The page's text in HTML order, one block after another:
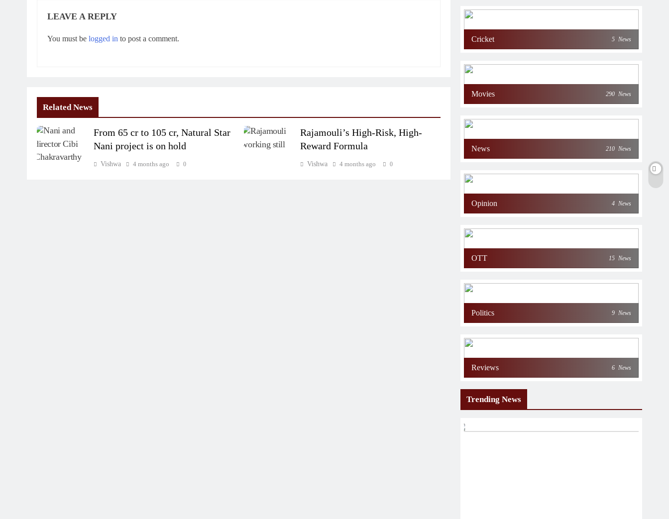
LEAVE A REPLY
You must be logged in to post a comment.
Related News
From 65 cr to 105 cr, Natural Star
Nani project is on hold
Vishwa 4 months ago 0
Rajamouli’s High-Risk, High-
Reward Formula
Vishwa 4 months ago 0
Cricket 5 News
Movies 290 News
News 210 News
Opinion 4 News
OTT 15 News
Politics 9 News
Reviews 6 News
Trending News